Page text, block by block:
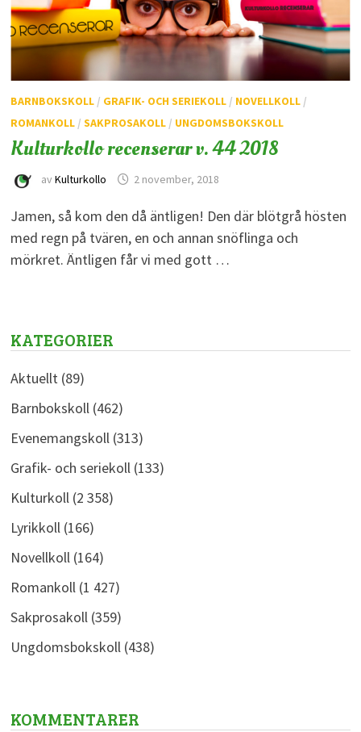
BARNBOKSKOLL/ GRAFIK- OCH SERIEKOLL/ NOVELLKOLL/
ROMANKOLL/ SAKPROSAKOLL/ UNGDOMSBOKSKOLL
Kulturkollo recenserar v. 44 2018
av Kulturkollo 2 november, 2018
Jamen, så kom den då äntligen! Den där blötgrå hösten
med regn på tvären, en och annan snöflinga och
mörkret. Äntligen får vi med gott …
KATEGORIER
Aktuellt (89)
Barnbokskoll (462)
Evenemangskoll (313)
Grafik- och seriekoll (133)
Kulturkoll (2 358)
Lyrikkoll (166)
Novellkoll (164)
Romankoll (1 427)
Sakprosakoll (359)
Ungdomsbokskoll (438)
KOMMENTARER